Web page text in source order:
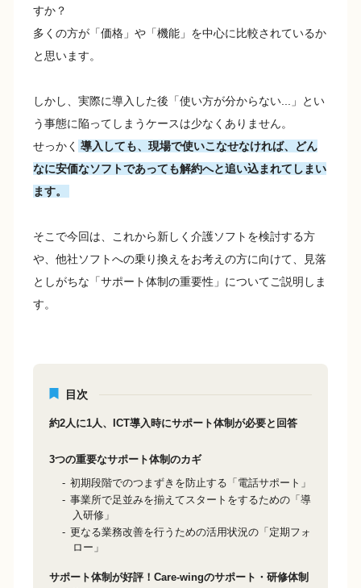
すか？
多くの方が「価格」や「機能」を中心に比較されているか
と思います。
しかし、実際に導入した後「使い方が分からない...」とい
う事態に陥ってしまうケースは少なくありません。
せっかく 導入しても、現場で使いこなせなければ、どん
なに安価なソフトであっても解約へと追い込まれてしまい
ます。
そこで今回は、これから新しく介護ソフトを検討する方
や、他社ソフトへの乗り換えをお考えの方に向けて、見落
としがちな「サポート体制の重要性」についてご説明しま
す。
目次
約2人に1人、ICT導入時にサポート体制が必要と回答
3つの重要なサポート体制のカギ
初期段階でのつまずきを防止する「電話サポート」
事業所で足並みを揃えてスタートをするための「導
入研修」
更なる業務改善を行うための活用状況の「定期フォ
ロー」
サポート体制が好評！Care-wingのサポート・研修体制